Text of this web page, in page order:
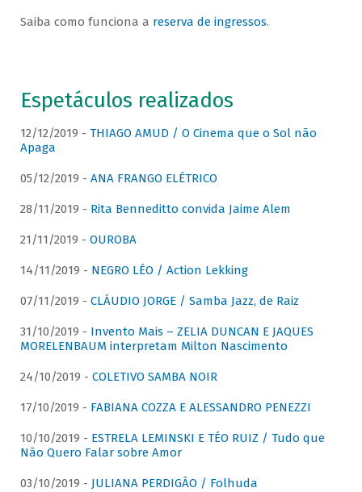
Saiba como funciona a reserva de ingressos.
Espetáculos realizados
12/12/2019 - THIAGO AMUD / O Cinema que o Sol não
Apaga
05/12/2019 - ANA FRANGO ELÉTRICO
28/11/2019 - Rita Benneditto convida Jaime Alem
21/11/2019 - OUROBA
14/11/2019 - NEGRO LÉO / Action Lekking
07/11/2019 - CLÁUDIO JORGE / Samba Jazz, de Raiz
31/10/2019 - Invento Mais – ZELIA DUNCAN E JAQUES
MORELENBAUM interpretam Milton Nascimento
24/10/2019 - COLETIVO SAMBA NOIR
17/10/2019 - FABIANA COZZA E ALESSANDRO PENEZZI
10/10/2019 - ESTRELA LEMINSKI E TÉO RUIZ / Tudo que
Não Quero Falar sobre Amor
03/10/2019 - JULIANA PERDIGÃO / Folhuda